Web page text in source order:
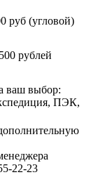
руб (угловой)
рублей
ваш выбор:
ПЭК,
22-23